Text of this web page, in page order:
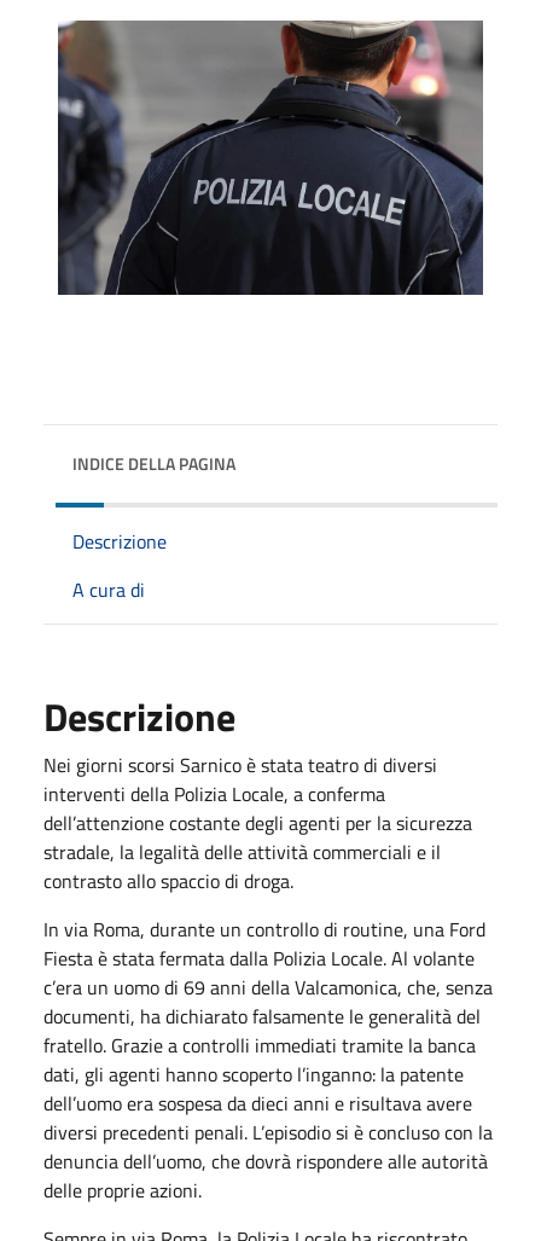
INDICE DELLA PAGINA
Descrizione
A cura di
Descrizione
Nei giorni scorsi Sarnico è stata teatro di diversi
interventi della Polizia Locale, a conferma
dell’attenzione costante degli agenti per la sicurezza
stradale, la legalità delle attività commerciali e il
contrasto allo spaccio di droga.
In via Roma, durante un controllo di routine, una Ford
Fiesta è stata fermata dalla Polizia Locale. Al volante
c’era un uomo di 69 anni della Valcamonica, che, senza
documenti, ha dichiarato falsamente le generalità del
fratello. Grazie a controlli immediati tramite la banca
dati, gli agenti hanno scoperto l’inganno: la patente
dell’uomo era sospesa da dieci anni e risultava avere
diversi precedenti penali. L’episodio si è concluso con la
denuncia dell’uomo, che dovrà rispondere alle autorità
delle proprie azioni.